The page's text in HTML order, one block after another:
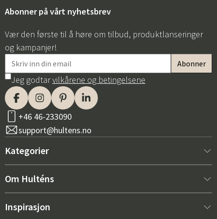
Abonner på vårt nyhetsbrev
Vær den første til å høre om tilbud, produktlanseringer
og kampanjer!
Jeg godtarvilkårene og betingelsene
+46 46-233090
support@hultens.no
Kategorier
Nytt hos oss
Om Hulténs
Om Hulténs
Inspirasjon